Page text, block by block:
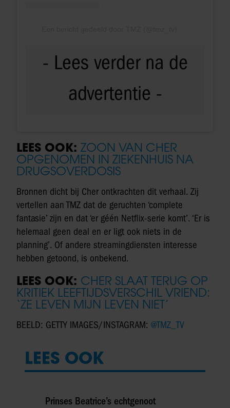
LEES OOK: ZOON VAN CHER
OPGENOMEN IN ZIEKENHUIS NA
DRUGSOVERDOSIS
Bronnen dicht bij Cher ontkrachten dit verhaal. Zij
vertellen aan TMZ dat de geruchten ‘complete
fantasie’ zijn en dat ‘er géén Netflix-serie komt’. ‘Er is
helemaal geen deal en er ligt ook niets in de
planning’. Of andere streamingdiensten interesse
hebben getoond, is onbekend.
LEES OOK: CHER SLAAT TERUG OP
KRITIEK LEEFTIJDSVERSCHIL VRIEND:
‘ZE LEVEN MIJN LEVEN NIET’
BEELD: GETTY IMAGES/INSTAGRAM: @TMZ_TV
LEES OOK
Prinses Beatrice’s echtgenoot